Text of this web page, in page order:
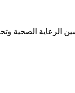
الرعاية الصحية